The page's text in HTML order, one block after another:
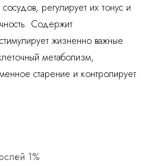
регулирует их тонус и
Содержит
жизненно важные
метаболизм,
старение и контролирует
1%